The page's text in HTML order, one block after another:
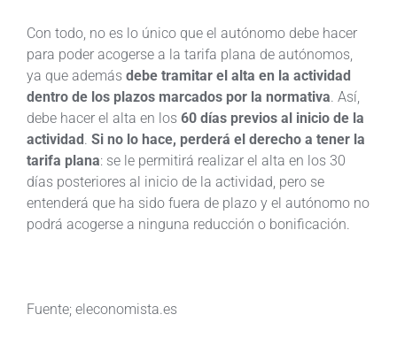
Con todo, no es lo único que el autónomo debe hacer
para poder acogerse a la tarifa plana de autónomos,
ya que además debe tramitar el alta en la actividad
dentro de los plazos marcados por la normativa. Así,
debe hacer el alta en los 60 días previos al inicio de la
actividad. Si no lo hace, perderá el derecho a tener la
tarifa plana: se le permitirá realizar el alta en los 30
días posteriores al inicio de la actividad, pero se
entenderá que ha sido fuera de plazo y el autónomo no
podrá acogerse a ninguna reducción o bonificación.
Fuente; eleconomista.es